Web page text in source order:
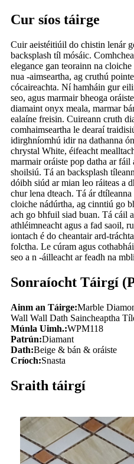
Cur síos táirge
Cuir aeistéitiúil do chistin lenár
backsplash tíl mósáic.
elegance gan teorainn na
nua -aimseartha, ag cruthú
cócaireachta. Ní hamháin gur
seo, agus marmair bheoga
diamaint onyx meala, marmar
ealaíne freisin. Cuireann cruth
comhaimseartha le dearaí
idirghníomhú idir na dathanna
chrystal White, éifeacht
marmair oráiste pop datha ar fáil
shoilsiú. Tá an backsplash
dóibh siúd ar mian leo ráiteas a
chur lena dteach. Tá ár
cloiche nádúrtha, ag cinntiú go
ach go bhfuil siad buan. Tá cáil
athléimneacht agus a fad saoil,
iontach é do cheantair ard-
folctha. Le cúram agus
seo a n -áilleacht ar feadh na
Sonraíocht Táirgí
Ainm an Táirge:Marble
Wall Wall Dath Saincheaptha
Múnla Uimh.:WPM118
Patrún:Diamant
Dath:Beige & bán & oráiste
Críoch:Snasta
Sraith táirgí